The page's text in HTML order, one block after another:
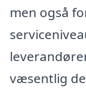
men også
væsentlig